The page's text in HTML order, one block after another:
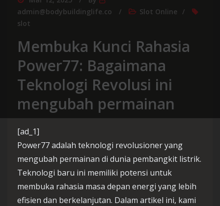
admin@bodybuildinglife.co
Slot Online
slot
Membuka Kunci Rahasia
Power77: Bagaimana
Teknologi Revolusi ini
mengubah permainan
[ad_1]
Power77 adalah teknologi revolusioner yang
mengubah permainan di dunia pembangkit listrik.
Teknologi baru ini memiliki potensi untuk
membuka rahasia masa depan energi yang lebih
efisien dan berkelanjutan. Dalam artikel ini, kami